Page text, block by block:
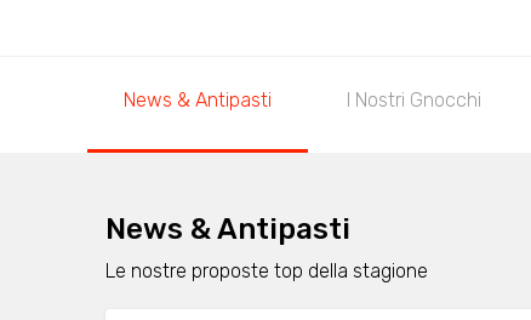
News & Antipasti I Nostri Gnocchi
News & Antipasti
Le nostre proposte top della stagione